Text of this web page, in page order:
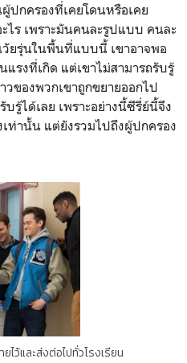
ปกครองที่เคยโดนหรือเคย
ไร เพราะมันคนละรูปแบบ คนละ
ยรุ่นในพื้นที่แบบนี้ เขาอาจพอ
รงที่เกิด แต่เขาไม่สามารถรับรู้
วของพวกเขาถูกขยายออกไป
รู้ได้เลย เพราะอย่างนี้ซีรี่ย์นี้จึง
ท่านั้น แต่ยังรวมไปถึงผู้ปกครอง
ว้และส่งต่อไปทั่วโรงเรียน